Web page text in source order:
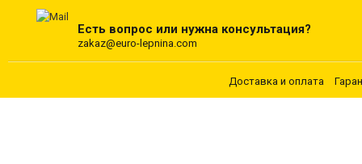
Есть вопрос или нужна консультация?
zakaz@euro-lepnina.com
Доставка и оплата